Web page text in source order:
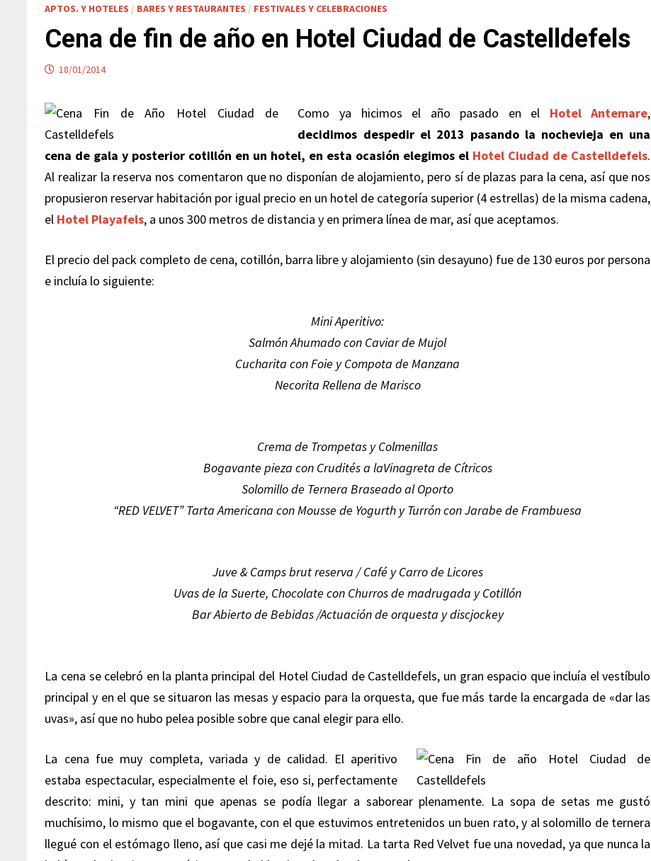
APTOS. Y HOTELES / BARES Y RESTAURANTES / FESTIVALES Y CELEBRACIONES
Cena de fin de año en Hotel Ciudad de Castelldefels
18/01/2014
Como ya hicimos el año pasado en el Hotel Antemare,
decidimos despedir el 2013 pasando la nochevieja en una
cena de gala y posterior cotillón en un hotel, en esta ocasión elegimos el Hotel Ciudad de Castelldefels.
Al realizar la reserva nos comentaron que no disponían de alojamiento, pero sí de plazas para la cena, así que nos
propusieron reservar habitación por igual precio en un hotel de categoría superior (4 estrellas) de la misma cadena,
el Hotel Playafels, a unos 300 metros de distancia y en primera línea de mar, así que aceptamos.
El precio del pack completo de cena, cotillón, barra libre y alojamiento (sin desayuno) fue de 130 euros por persona
e incluía lo siguiente:
Mini Aperitivo:
Salmón Ahumado con Caviar de Mujol
Cucharita con Foie y Compota de Manzana
Necorita Rellena de Marisco
Crema de Trompetas y Colmenillas
Bogavante pieza con Crudités a laVinagreta de Cítricos
Solomillo de Ternera Braseado al Oporto
“RED VELVET” Tarta Americana con Mousse de Yogurth y Turrón con Jarabe de Frambuesa
Juve & Camps brut reserva / Café y Carro de Licores
Uvas de la Suerte, Chocolate con Churros de madrugada y Cotillón
Bar Abierto de Bebidas /Actuación de orquesta y discjockey
La cena se celebró en la planta principal del Hotel Ciudad de Castelldefels, un gran espacio que incluía el vestíbulo
principal y en el que se situaron las mesas y espacio para la orquesta, que fue más tarde la encargada de «dar las
uvas», así que no hubo pelea posible sobre que canal elegir para ello.
La cena fue muy completa, variada y de calidad. El aperitivo
estaba espectacular, especialmente el foie, eso si, perfectamente
descrito: mini, y tan mini que apenas se podía llegar a saborear plenamente. La sopa de setas me gustó
muchísimo, lo mismo que el bogavante, con el que estuvimos entretenidos un buen rato, y al solomillo de ternera
llegué con el estómago lleno, así que casi me dejé la mitad. La tarta Red Velvet fue una novedad, ya que nunca la